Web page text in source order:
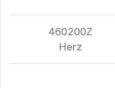
460200Z
Herz